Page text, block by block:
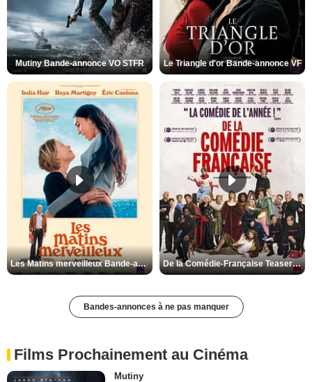
Mutiny Bande-annonce VO STFR Le Triangle d'or Bande-annonce VF
Les Matins merveilleux Bande-annonce VF De la Comédie-Française Teaser VF
Bandes-annonces à ne pas manquer
Films Prochainement au Cinéma
Mutiny